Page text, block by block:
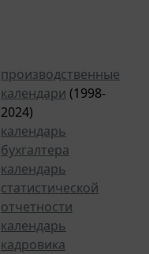
календари(1998-
2024)
календарь
бухгалтера
календарь
статистической
отчетности
календарь
кадровика